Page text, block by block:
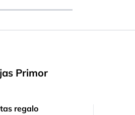
Primor
regalo